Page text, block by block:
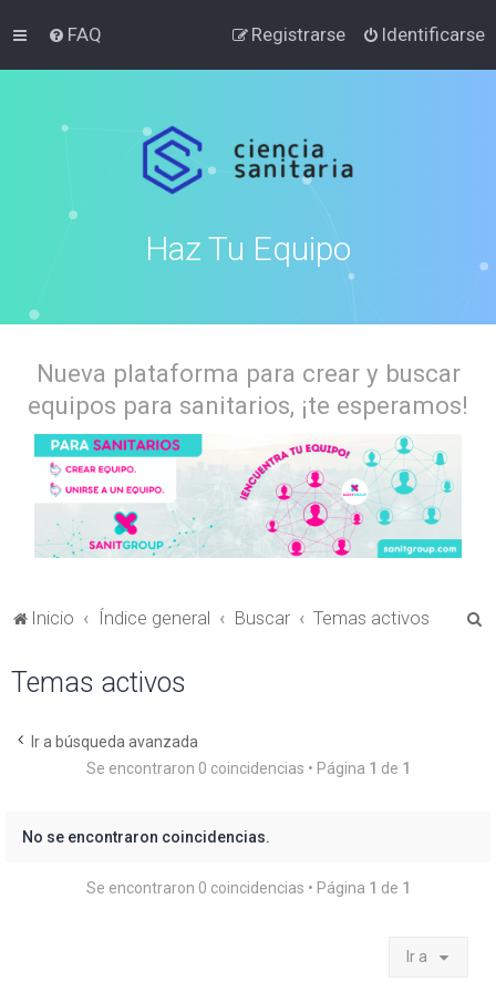
FAQ Identificarse
Registrarse
Haz Tu Equipo
Nueva plataforma para crear y buscar
equipos para sanitarios, ¡te esperamos!
Inicio Índice general Buscar Temas activos
Temas activos
Ir a búsqueda avanzada
Se encontraron 0 coincidencias • Página 1 de 1
No se encontraron coincidencias.
Se encontraron 0 coincidencias • Página 1 de 1
Ir a